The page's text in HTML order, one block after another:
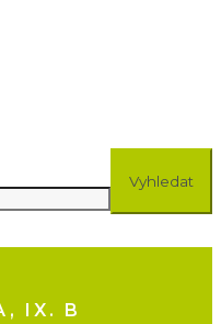
Vyhledat
IX. B